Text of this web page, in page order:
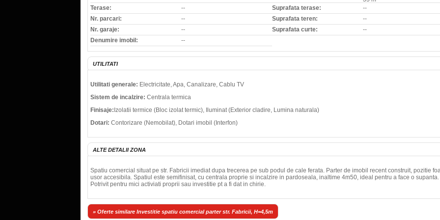
Terase:
--
Nr. parcari:
--
Nr. garaje:
--
Denumire imobil:
--
Suprafata terase:
--
Suprafata teren:
--
Suprafata curte:
--
UTILITATI
Utilitati generale: Electricitate, Apa, Canalizare, Cablu TV
Sistem de incalzire: Centrala termica
Finisaje: Izolatii termice (Bloc izolat termic), Iluminat (Exterior cladire, Lumina naturala)
Dotari: Contorizare (Nemobilat), Dotari imobil (Interfon)
ALTE DETALII ZONA
Spatiu comercial situat pe str. Fabricii imediat dupa trecerea pe sub podul de cale ferata. Parter de imobil recent construit, pozitie
usor accesibila. Spatiul este semifinisat, cu centrala proprie si incalzire in pardoseala, inaltime 4m50, ideal pentru a face o supanta.
Potrivit pentru mici activiati proprii sau investitie pt a fi dat in chirie.
» Oferte similare Investitie spatiu comercial parter str. Fabricii, H=4,5m